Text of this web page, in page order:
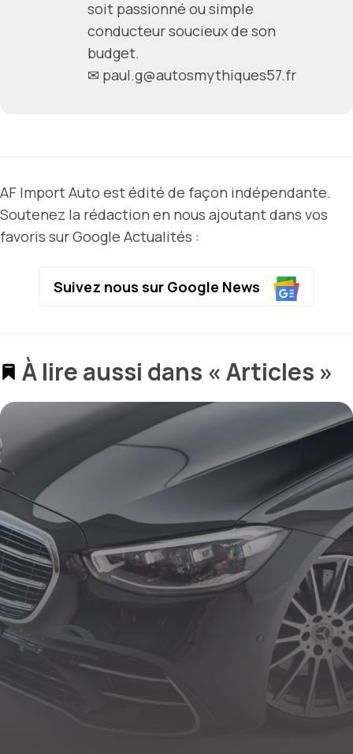
soit passionné ou simple
conducteur soucieux de son
budget.
✉ paul.g@autosmythiques57.fr
AF Import Auto est édité de façon indépendante.
Soutenez la rédaction en nous ajoutant dans vos
favoris sur Google Actualités :
Suivez nous sur Google News
À lire aussi dans « Articles »